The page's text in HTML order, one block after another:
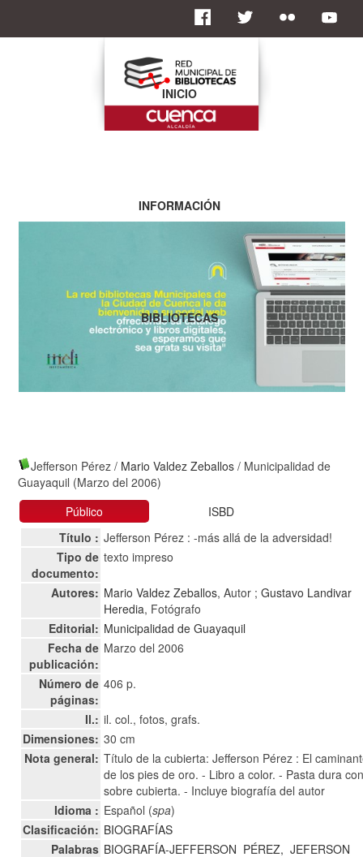
Jefferson Pérez / Mario Valdez Zeballos / Municipalidad de
Guayaquil (Marzo del 2006)
Público
ISBD
Título : Jefferson Pérez : -más allá de la adversidad!
Tipo de
documento:
texto impreso
Autores: Mario Valdez Zeballos, Autor ;Gustavo Landivar
Heredia, Fotógrafo
Editorial: Municipalidad de Guayaquil
Fecha de
publicación:
Marzo del 2006
Número de
páginas:
406 p.
Il.: il. col., fotos, grafs.
Dimensiones: 30 cm
Nota general: Título de la cubierta: Jefferson Pérez : El
de los pies de oro. - Libro a color. - Pasta dura
sobre cubierta. - Incluye biografía del autor
Idioma : Español (spa)
Clasificación: BIOGRAFÍAS
Palabras BIOGRAFÍA-JEFFERSON PÉREZ, JEFERSON
INICIO
INFORMACIÓN
BIBLIOTECAS